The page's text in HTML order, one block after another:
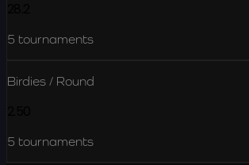
5 tournaments
Birdies / Round
5 tournaments